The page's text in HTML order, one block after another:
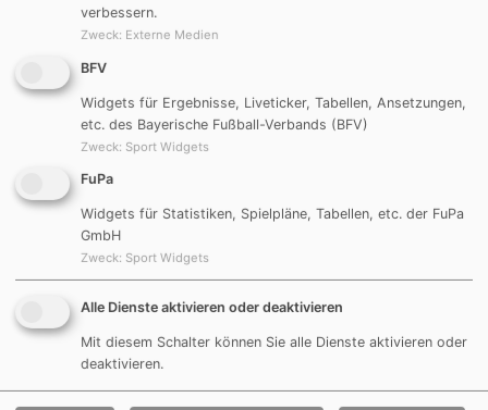
FC Möning
Trainingszeiten
Hin- und Rückrunde
Montag
Mittwoch
Heimspiele
Hin- und Rückrunde
verbessern.
Zweck: Externe Medien
BFV
Widgets für Ergebnisse, Liveticker, Tabellen, Ansetzungen,
etc. des Bayerische Fußball-Verbands (BFV)
Zweck: Sport Widgets
FuPa
Widgets für Statistiken, Spielpläne, Tabellen, etc. der FuPa
GmbH
Zweck: Sport Widgets
Alle Dienste aktivieren oder deaktivieren
Mit diesem Schalter können Sie alle Dienste aktivieren oder
deaktivieren.